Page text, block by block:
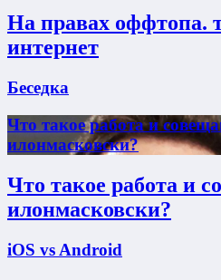
На правах оффтопа.
интернет
Беседка
Что такое работа и
илонмасковски?
Что такое работа и
илонмасковски?
iOS vs Android